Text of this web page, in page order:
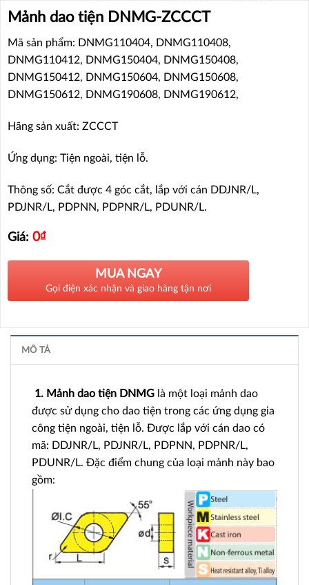
Mảnh dao tiện DNMG-ZCCCT
Mã sản phẩm: DNMG110404, DNMG110408,
DNMG110412, DNMG150404, DNMG150408,
DNMG150412, DNMG150604, DNMG150608,
DNMG150612, DNMG190608, DNMG190612,
Hãng sản xuất: ZCCCT
Ứng dụng: Tiện ngoài, tiện lỗ.
Thông số: Cắt được 4 góc cắt, lắp với cán DDJNR/L,
PDJNR/L, PDPNN, PDPNR/L, PDUNR/L.
Giá: 0₫
MUA NGAY
Gọi điện xác nhận và giao hàng tận nơi
MÔ TẢ
1. Mảnh dao tiện DNMG là một loại mảnh dao
được sử dụng cho dao tiện trong các ứng dụng gia
công tiện ngoài, tiện lỗ. Được lắp với cán dao có
mã: DDJNR/L, PDJNR/L, PDPNN, PDPNR/L,
PDUNR/L. Đặc điểm chung của loại mảnh này bao
gồm: